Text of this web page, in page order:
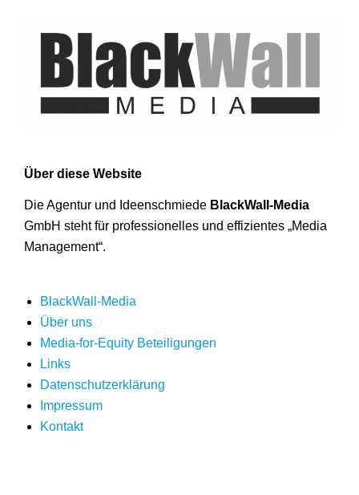
Über diese Website
Die Agentur und Ideenschmiede BlackWall-Media
GmbH steht für professionelles und effizientes „Media
Management“.
BlackWall-Media
Über uns
Media-for-Equity Beteiligungen
Links
Datenschutzerklärung
Impressum
Kontakt